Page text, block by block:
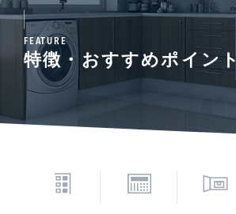
FEATURE
特徴・おすすめポイント